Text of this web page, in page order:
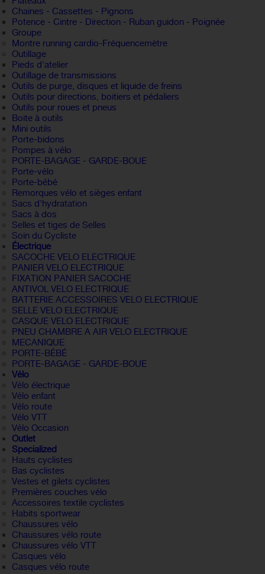
Chaines - Cassettes - Pignons
Potence - Cintre - Direction - Ruban guidon - Poignée
Groupe
Montre running cardio-Fréquencemètre
Outillage
Pieds d'atelier
Outillage de transmissions
Outils de purge, disques et liquide de freins
Outils pour directions, boitiers et pédaliers
Outils pour roues et pneus
Boite à outils
Mini outils
Porte-bidons
Pompes à vélo
PORTE-BAGAGE - GARDE-BOUE
Porte-vélo
Porte-bébé
Remorques vélo et sièges enfant
Sacs d'hydratation
Sacs à dos
Selles et tiges de Selles
Soin du Cycliste
Électrique
SACOCHE VELO ELECTRIQUE
PANIER VELO ELECTRIQUE
FIXATION PANIER SACOCHE
ANTIVOL VELO ELECTRIQUE
BATTERIE ACCESSOIRES VELO ELECTRIQUE
SELLE VELO ELECTRIQUE
CASQUE VELO ELECTRIQUE
PNEU CHAMBRE A AIR VELO ELECTRIQUE
MECANIQUE
PORTE-BÉBÉ
PORTE-BAGAGE - GARDE-BOUE
Vélo
Vélo électrique
Vélo enfant
Vélo route
Vélo VTT
Vélo Occasion
Outlet
Specialized
Hauts cyclistes
Bas cyclistes
Vestes et gilets cyclistes
Premières couches vélo
Accessoires textile cyclistes
Habits sportwear
Chaussures vélo
Chaussures vélo route
Chaussures vélo VTT
Casques vélo
Casques vélo route